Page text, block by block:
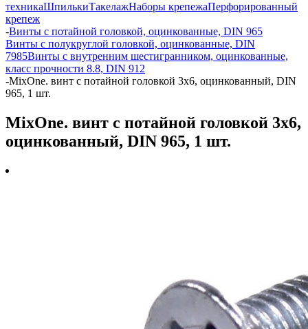
техникаШпилькиТакелажНаборы крепежаПерфорированный
крепеж
-Винты с потайной головкой, оцинкованные, DIN 965
Винты с полукруглой головкой, оцинкованные, DIN
7985Винты с внутренним шестигранником, оцинкованные,
класс прочности 8.8, DIN 912
-MixOne. винт с потайной головкой 3x6, оцинкованный, DIN
965, 1 шт.
MixOne. винт с потайной головкой 3x6,
оцинкованный, DIN 965, 1 шт.